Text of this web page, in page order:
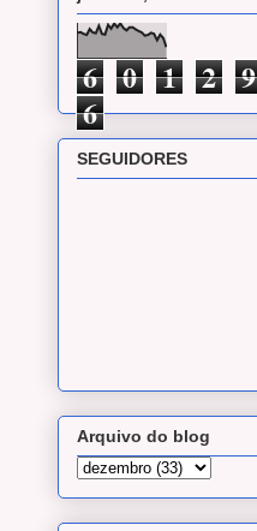
6 0 1 2 9
6
SEGUIDORES
Arquivo do blog